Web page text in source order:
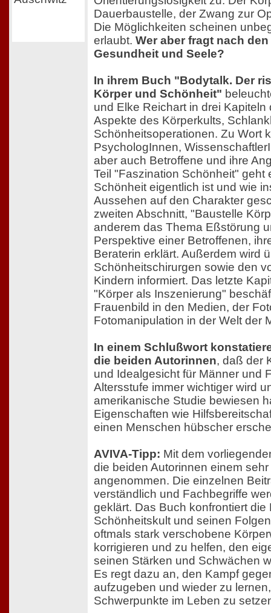
Dauerbaustelle, der Zwang zur
Die Möglichkeiten scheinen
erlaubt. Wer aber fragt nach
Gesundheit und Seele?
In ihrem Buch "Bodytalk. Der
Körper und Schönheit"
und Elke Reichart in drei
Aspekte des Körperkults,
Schönheitsoperationen. Zu Wort
PsychologInnen,
aber auch Betroffene und ihre
Teil "Faszination Schönheit" geht
Schönheit eigentlich ist und wie
Aussehen auf den Charakter
zweiten Abschnitt, "Baustelle
anderem das Thema Eßstörung
Perspektive einer Betroffenen,
Beraterin erklärt. Außerdem wird
Schönheitschirurgen sowie den
Kindern informiert. Das letzte
"Körper als Inszenierung"
Frauenbild in den Medien, der
Fotomanipulation in der Welt der
In einem Schlußwort
die beiden Autorinnen, daß der
und Idealgesicht für Männer und
Altersstufe immer wichtiger wird
amerikanische Studie bewiesen
Eigenschaften wie
einen Menschen hübscher
AVIVA-Tipp: Mit dem
die beiden Autorinnen einem
angenommen. Die einzelnen
verständlich und Fachbegriffe
geklärt. Das Buch konfrontiert die
Schönheitskult und seinen
oftmals stark verschobene
korrigieren und zu helfen, den
seinen Stärken und Schwächen
Es regt dazu an, den Kampf
aufzugeben und wieder zu
Schwerpunkte im Leben zu